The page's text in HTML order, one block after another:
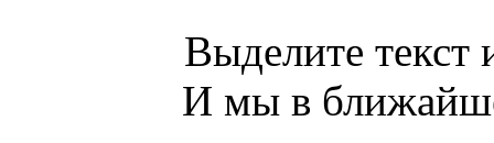
Выделите
И мы в